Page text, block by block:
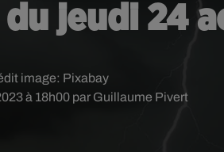
du jeudi 24
à 18h00 par Guillaume Pivert
image: Pixabay